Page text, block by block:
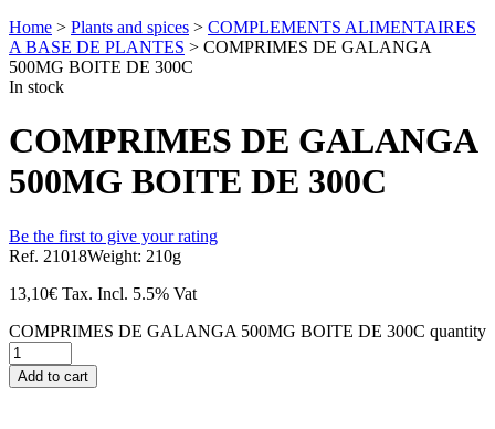
Home > Plants and spices > COMPLEMENTS ALIMENTAIRES
A BASE DE PLANTES > COMPRIMES DE GALANGA
500MG BOITE DE 300C
In stock
COMPRIMES DE GALANGA
500MG BOITE DE 300C
Be the first to give your rating
Ref. 21018Weight: 210g
13,10€ Tax. Incl. 5.5% Vat
COMPRIMES DE GALANGA 500MG BOITE DE 300C quantity
Add to cart